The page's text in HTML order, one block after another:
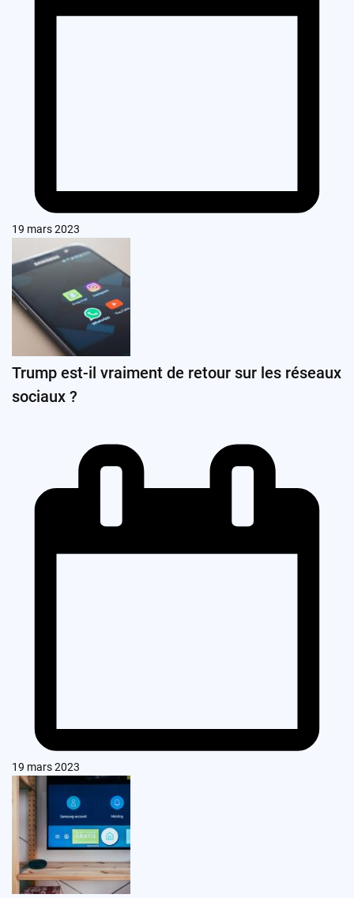
19 mars 2023
Trump est-il vraiment de retour sur les réseaux
sociaux ?
19 mars 2023